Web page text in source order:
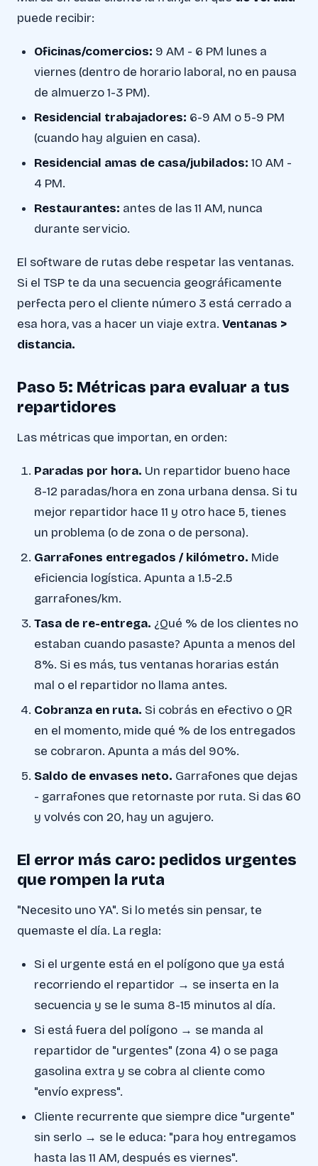
puede recibir:
Oficinas/comercios: 9 AM - 6 PM lunes a
viernes (dentro de horario laboral, no en pausa
de almuerzo 1-3 PM).
Residencial trabajadores: 6-9 AM o 5-9 PM
(cuando hay alguien en casa).
Residencial amas de casa/jubilados: 10 AM -
4 PM.
Restaurantes: antes de las 11 AM, nunca
durante servicio.
El software de rutas debe respetar las ventanas.
Si el TSP te da una secuencia geográficamente
perfecta pero el cliente número 3 está cerrado a
esa hora, vas a hacer un viaje extra. Ventanas >
distancia.
Paso 5: Métricas para evaluar a tus
repartidores
Las métricas que importan, en orden:
Paradas por hora. Un repartidor bueno hace
8-12 paradas/hora en zona urbana densa. Si tu
mejor repartidor hace 11 y otro hace 5, tienes
un problema (o de zona o de persona).
Garrafones entregados / kilómetro. Mide
eficiencia logística. Apunta a 1.5-2.5
garrafones/km.
Tasa de re-entrega. ¿Qué % de los clientes no
estaban cuando pasaste? Apunta a menos del
8%. Si es más, tus ventanas horarias están
mal o el repartidor no llama antes.
Cobranza en ruta. Si cobrás en efectivo o QR
en el momento, mide qué % de los entregados
se cobraron. Apunta a más del 90%.
Saldo de envases neto. Garrafones que dejas
- garrafones que retornaste por ruta. Si das 60
y volvés con 20, hay un agujero.
El error más caro: pedidos urgentes
que rompen la ruta
"Necesito uno YA". Si lo metés sin pensar, te
quemaste el día. La regla:
Si el urgente está en el polígono que ya está
recorriendo el repartidor → se inserta en la
secuencia y se le suma 8-15 minutos al día.
Si está fuera del polígono → se manda al
repartidor de "urgentes" (zona 4) o se paga
gasolina extra y se cobra al cliente como
"envío express".
Cliente recurrente que siempre dice "urgente"
sin serlo → se le educa: "para hoy entregamos
hasta las 11 AM, después es viernes".